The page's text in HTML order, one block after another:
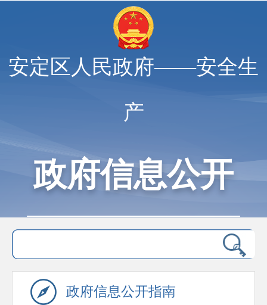
安定区人民政府——安全生
产
政府信息公开
政府信息公开指南